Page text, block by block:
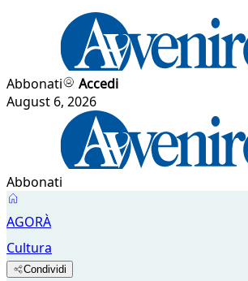
Abbonati
Accedi
August 6, 2026
Abbonati
AGORÀ
Cultura
Condividi